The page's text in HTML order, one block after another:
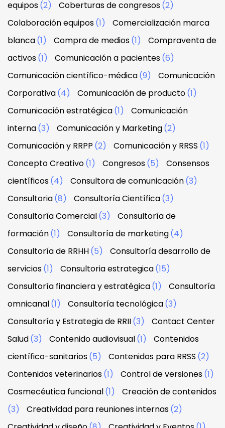
equipos(2) Coberturas de congresos(2)
Colaboración equipos(1)
Comercialización marca
blanca(1) Compra de medios(1)
Compraventa de
activos(1) Comunicación a pacientes(6)
Comunicación científico-médica(9)
Comunicación
Corporativa(4) Comunicación de producto(1)
Comunicación estratégica(1)
Comunicación
interna(3) Comunicación y Marketing(2)
Comunicación y RRPP (2) Comunicación y RRSS (1)
Concepto Creativo(1) Congresos(5)
Consensos
científicos(4) Consultora de comunicación(3)
Consultoria(8) Consultoría Científica(3)
Consultoría Comercial(3)
Consultoría de
formación(1) Consultoría de marketing(4)
Consultoría de RRHH(5)
Consultoría desarrollo de
servicios(1) Consultoria estrategica(15)
Consultoría financiera y estratégica(1)
Consultoría
omnicanal(1) Consultoría tecnológica(3)
Consultoría y Estrategia de RRII(3)
Contact Center
Salud(3) Contenido audiovisual(1)
Contenidos
científico-sanitarios(5) Contenidos para RRSS (2)
Contenidos veterinarios(1) Control de versiones(1)
Cosmecéutica funcional(1)
Creación de contenidos
(3)
Creatividad para reuniones internas(2)